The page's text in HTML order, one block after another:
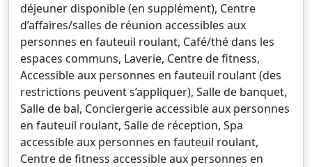
déjeuner disponible (en supplément), Centre
d’affaires/salles de réunion accessibles aux
personnes en fauteuil roulant, Café/thé dans les
espaces communs, Laverie, Centre de fitness,
Accessible aux personnes en fauteuil roulant (des
restrictions peuvent s’appliquer), Salle de banquet,
Salle de bal, Conciergerie accessible aux personnes
en fauteuil roulant, Salle de réception, Spa
accessible aux personnes en fauteuil roulant,
Centre de fitness accessible aux personnes en